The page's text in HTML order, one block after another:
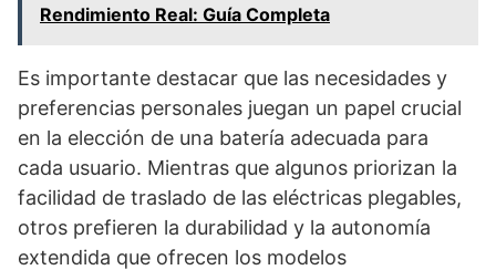
Rendimiento Real: Guía Completa
Es importante destacar que las necesidades y
preferencias personales juegan un papel crucial
en la elección de una batería adecuada para
cada usuario. Mientras que algunos priorizan la
facilidad de traslado de las eléctricas plegables,
otros prefieren la durabilidad y la autonomía
extendida que ofrecen los modelos